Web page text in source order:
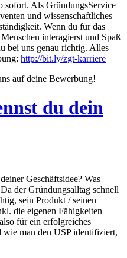
sofort. Als GründungsService
und wissenschaftliches
Wenn du für das
interagierst und Spaß
bei uns genau richtig. Alles
http://bit.ly/zgt-karriere
auf deine Bewerbung!
du dein
Geschäftsidee? Was
der Gründungsalltag schnell
sein Produkt / seinen
die eigenen Fähigkeiten
für ein erfolgreiches
man den USP identifiziert,